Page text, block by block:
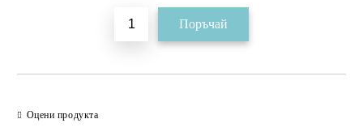
Оцени продукта